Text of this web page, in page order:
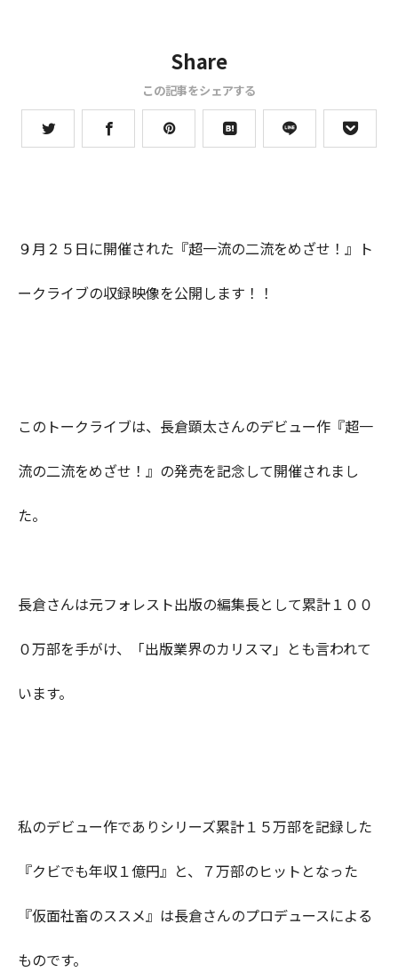
Share
この記事をシェアする
９月２５日に開催された『超一流の二流をめざせ！』ト
ークライブの収録映像を公開します！！
このトークライブは、長倉顕太さんのデビュー作『超一
流の二流をめざせ！』の発売を記念して開催されまし
た。
長倉さんは元フォレスト出版の編集長として累計１００
０万部を手がけ、「出版業界のカリスマ」とも言われて
います。
私のデビュー作でありシリーズ累計１５万部を記録した
『クビでも年収１億円』と、７万部のヒットとなった
『仮面社畜のススメ』は長倉さんのプロデュースによる
ものです。